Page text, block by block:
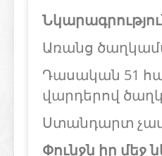
Առանց
Դասական 51
վարդերով
Ստանդարտ
Փունջն իր մեջ